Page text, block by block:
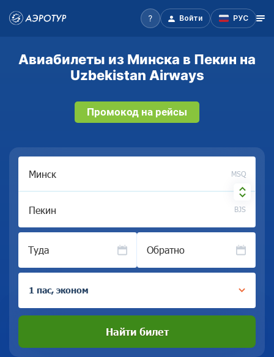
Войти РУС
Авиабилеты из Минска в Пекин на
Uzbekistan Airways
Промокод на рейсы
MSQ
BJS
Туда Обратно
1 пас, эконом
Найти билет